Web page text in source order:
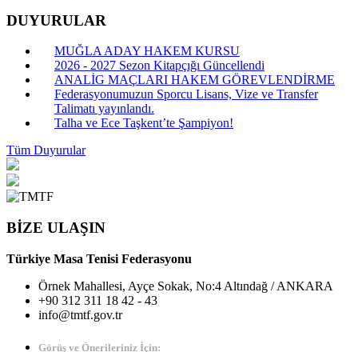
DUYURULAR
MUĞLA ADAY HAKEM KURSU
2026 - 2027 Sezon Kitapçığı Güncellendi
ANALİG MAÇLARI HAKEM GÖREVLENDİRME
Federasyonumuzun Sporcu Lisans, Vize ve Transfer
Talimatı yayınlandı.
Talha ve Ece Taşkent’te Şampiyon!
Tüm Duyurular
BİZE ULAŞIN
Türkiye Masa Tenisi Federasyonu
Örnek Mahallesi, Ayçe Sokak, No:4 Altındağ / ANKARA
+90 312 311 18 42 - 43
info@tmtf.gov.tr
Görüş ve Önerileriniz İçin: